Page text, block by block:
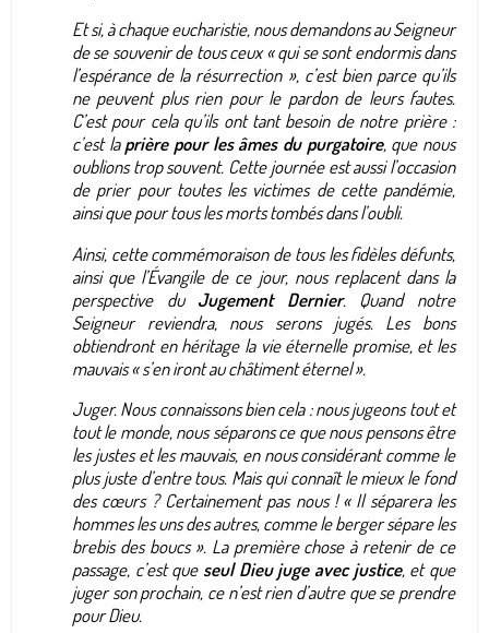
Et si, à chaque eucharistie, nous demandons au Seigneur
de se souvenir de tous ceux «qui se sont endormis dans
l’espérance de la résurrection», c’est bien parce qu’ils
ne peuvent plus rien pour le pardon de leurs fautes.
C’est pour cela qu’ils ont tant besoin de notre prière :
c’est laprière pour les âmes du purgatoire, que nous
oublions trop souvent. Cette journée est aussi l’occasion
de prier pour toutes les victimes de cette pandémie,
ainsi que pour tous les morts tombés dans l’oubli.
Ainsi, cette commémoraison de tous les fidèles défunts,
ainsi que l’Évangile de ce jour, nous replacent dans la
perspective du Jugement Dernier. Quand notre
Seigneur reviendra, nous serons jugés. Les bons
obtiendront en héritage la vie éternelle promise, et les
mauvais «s’en iront au châtiment éternel».
Juger. Nous connaissons bien cela : nous jugeons tout et
tout le monde, nous séparons ce que nous pensons être
les justes et les mauvais, en nous considérant comme le
plus juste d’entre tous. Mais qui connaît le mieux le fond
des cœurs ? Certainement pas nous ! « Il séparera les
hommes les uns des autres, comme le berger sépare les
brebis des boucs». La première chose à retenir de ce
passage, c’est queseul Dieu juge avec justice, et que
juger son prochain, ce n’est rien d’autre que se prendre
pour Dieu.